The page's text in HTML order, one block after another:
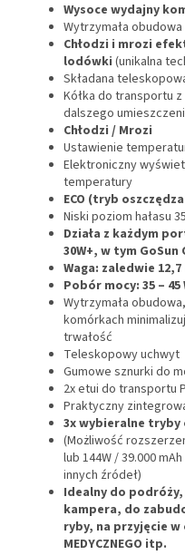
Wysoce wydajny
Wytrzymała
Chłodzi i mrozi
lodówki (unikalna
Składana
Kółka do transportu
dalszego
Chłodzi / Mrozi
Ustawienie
Elektroniczny
temperatury
ECO (tryb
Niski poziom hałasu
Działa z każdym
30W+, w tym GoSun
Waga: zaledwie 12,7
Pobór mocy: 35 –
Wytrzymała
komórkach
trwałość
Teleskopowy uchwyt
Gumowe sznurki do
2x etui do transportu
Praktyczny
3x wybieralne
(Możliwość
lub 144W / 39.000
innych źródeł)
Idealny do
kampera, do
ryby, na przyjęcie
MEDYCZNEGO itp.